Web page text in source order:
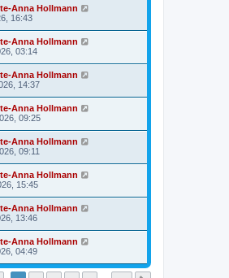
Anna Hollmann
16:43
Anna Hollmann
03:14
Anna Hollmann
14:37
Anna Hollmann
09:25
Anna Hollmann
09:11
Anna Hollmann
15:45
Anna Hollmann
13:46
Anna Hollmann
04:49